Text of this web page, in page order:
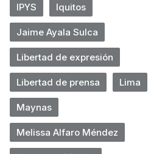
IPYS Iquitos
Jaime Ayala Sulca
Libertad de expresión
Libertad de prensa Lima
Maynas
Melissa Alfaro Méndez